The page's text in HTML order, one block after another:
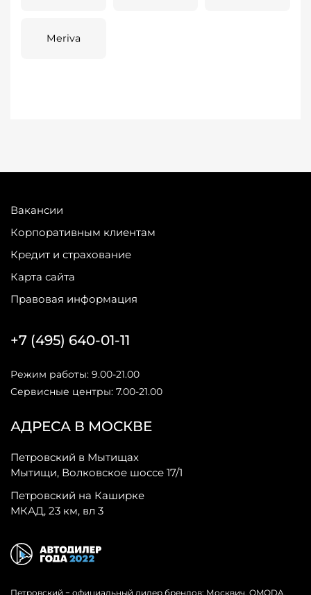
Meriva
Вакансии
Корпоративным клиентам
Кредит и страхование
Карта сайта
Правовая информация
АДРЕСА В МОСКВЕ
Петровский в Мытищах
Мытищи, Волковское шоссе 17/1
Петровский на Каширке
МКАД, 23 км, вл 3
+7 (495) 640-01-11
Режим работы: 9.00-21.00
Сервисные центры: 7.00-21.00
Петровский − официальный дилер брендов: Москвич, OMODA,